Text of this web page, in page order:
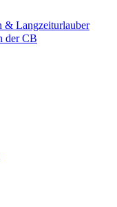
Langzeiturlauber
der CB